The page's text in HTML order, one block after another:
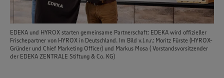
EDEKA und HYROX starten gemeinsame Partnerschaft: EDEKA wird offizieller
Frischepartner von HYROX in Deutschland. Im Bild v.l.n.r.: Moritz Fürste (HYROX-
Gründer und Chief Marketing Officer) und Markus Mosa ( Vorstandsvorsitzender
der EDEKA ZENTRALE Stiftung & Co. KG)